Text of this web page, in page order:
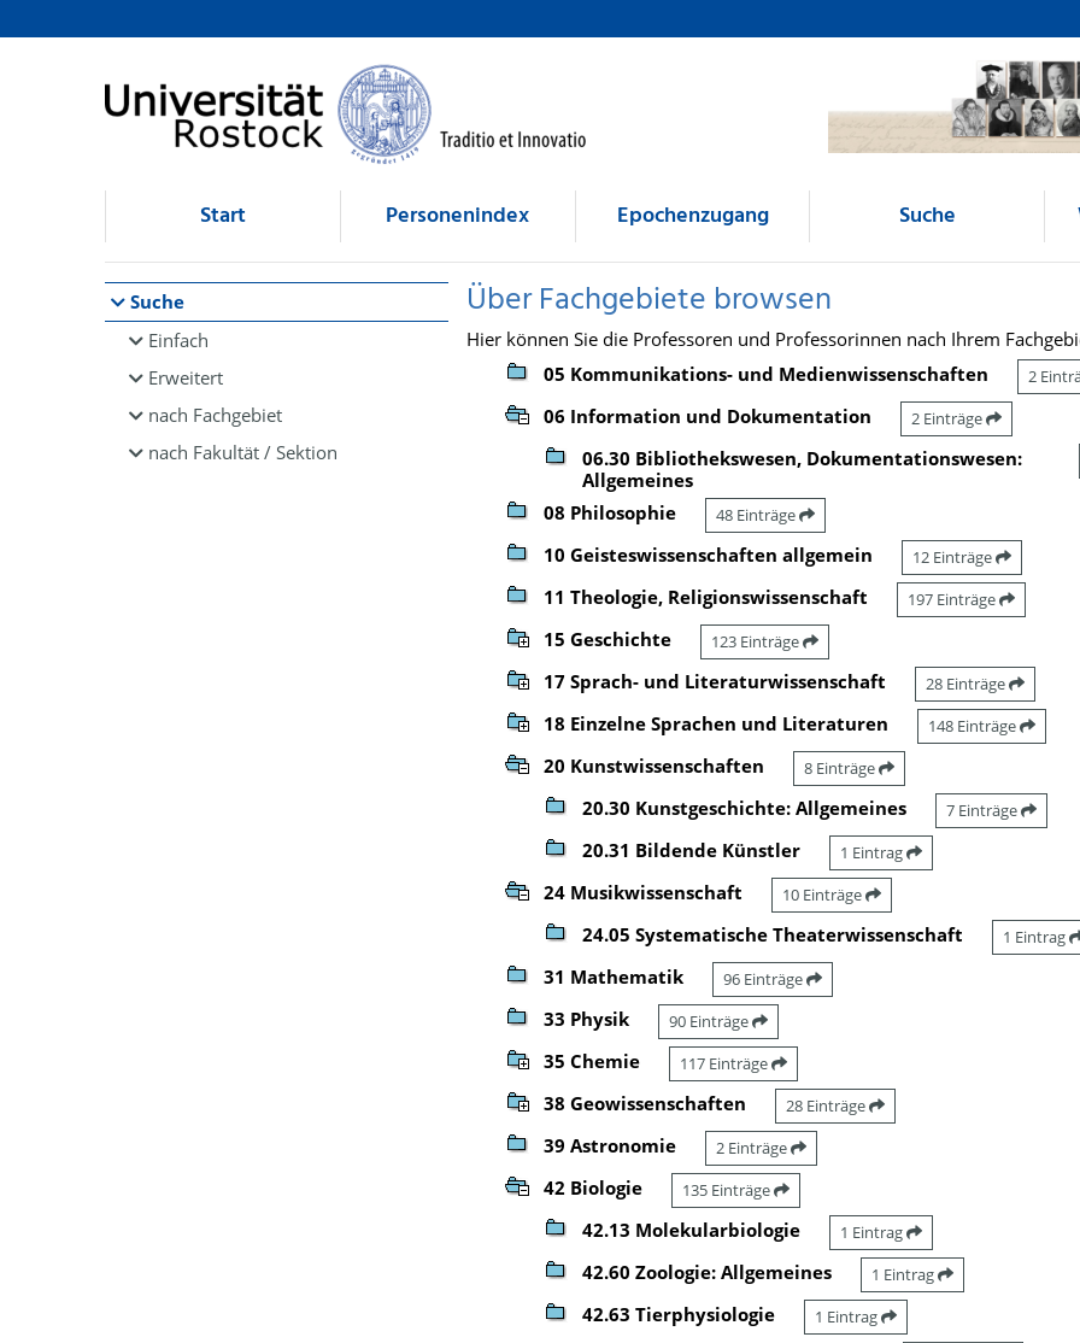
Browsen
direkt zum Inhalt
Start Personenindex Epochenzugang Suche
Suche
Einfach
Erweitert
nach Fachgebiet
nach Fakultät / Sektion
Über Fachgebiete browsen
Hier können Sie die Professoren und Professorinnen nach Ihrem
05 Kommunikations- und Medienwissenschaften
2
06 Information und Dokumentation 2 Einträge
06.30 Bibliothekswesen, Dokumentationswesen:
Allgemeines
08 Philosophie 48 Einträge
10 Geisteswissenschaften allgemein 12 Einträge
11 Theologie, Religionswissenschaft 197 Einträge
15 Geschichte 123 Einträge
17 Sprach- und Literaturwissenschaft 28 Einträge
18 Einzelne Sprachen und Literaturen 148 Einträge
20 Kunstwissenschaften 8 Einträge
20.30 Kunstgeschichte: Allgemeines 7 Einträge
20.31 Bildende Künstler 1 Eintrag
24 Musikwissenschaft 10 Einträge
24.05 Systematische Theaterwissenschaft 1 Eintrag
31 Mathematik 96 Einträge
33 Physik 90 Einträge
35 Chemie 117 Einträge
38 Geowissenschaften 28 Einträge
39 Astronomie 2 Einträge
42 Biologie 135 Einträge
42.13 Molekularbiologie 1 Eintrag
42.60 Zoologie: Allgemeines 1 Eintrag
42.63 Tierphysiologie 1 Eintrag